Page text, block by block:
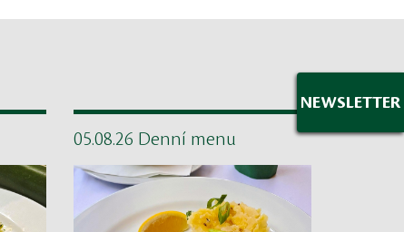
05.08.26 Denní menu
NEWSLETTER